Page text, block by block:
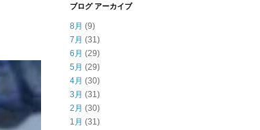
ブログ アーカイブ
8月 (9)
7月 (31)
6月 (29)
5月 (29)
4月 (30)
3月 (31)
2月 (30)
1月 (31)